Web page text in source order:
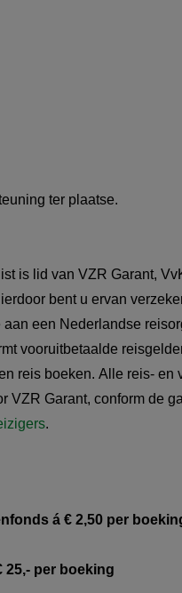
ter plaatse.
is lid van VZR Garant,
bent u ervan
aan een Nederlandse
vooruitbetaalde
reis boeken. Alle reis- en
VZR Garant, conform de
.
á € 2,50 per
25,- per boeking